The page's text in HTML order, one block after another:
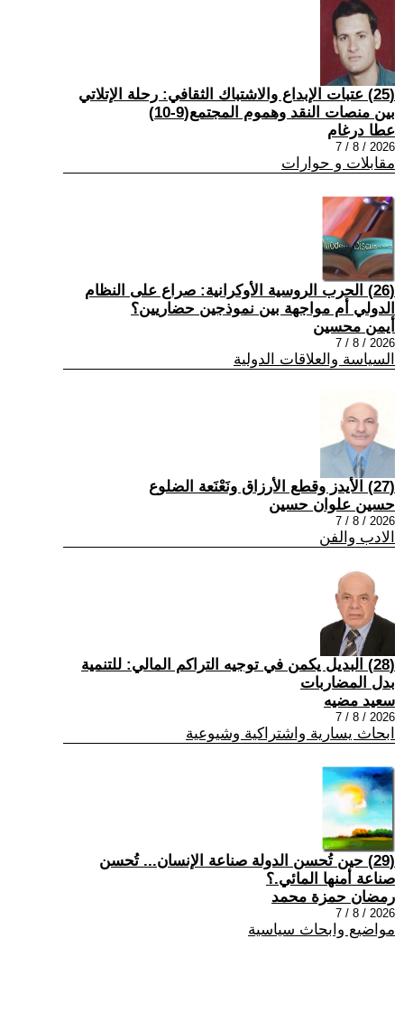
(25) عتبات الإبداع والاشتباك الثقافي: رحلة الإتلاتي
بين منصات النقد وهموم المجتمع(9-10)
عطا درغام
2026 / 8 / 7
مقابلات و حوارات
(26) الحرب الروسية الأوكرانية: صراع على النظام
الدولي أم مواجهة بين نموذجين حضاريين؟
أيمن محسين
2026 / 8 / 7
السياسة والعلاقات الدولية
(27) الأيدز وقطع الأرزاق ونَعْنَعة الضلوع
حسين علوان حسين
2026 / 8 / 7
الادب والفن
(28) البديل يكمن في توجيه التراكم المالي: للتنمية
بدل المضاربات
سعيد مضيه
2026 / 8 / 7
ابحاث يسارية واشتراكية وشيوعية
(29) حين تُحسن الدولة صناعة الإنسان... تُحسن
صناعة أمنها المائي.؟
رمضان حمزة محمد
2026 / 8 / 7
مواضيع وابحاث سياسية